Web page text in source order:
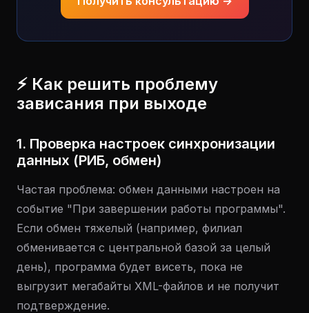
⚡ Как решить проблему
зависания при выходе
1. Проверка настроек синхронизации
данных (РИБ, обмен)
Частая проблема: обмен данными настроен на
событие "При завершении работы программы".
Если обмен тяжелый (например, филиал
обменивается с центральной базой за целый
день), программа будет висеть, пока не
выгрузит мегабайты XML-файлов и не получит
подтверждение.